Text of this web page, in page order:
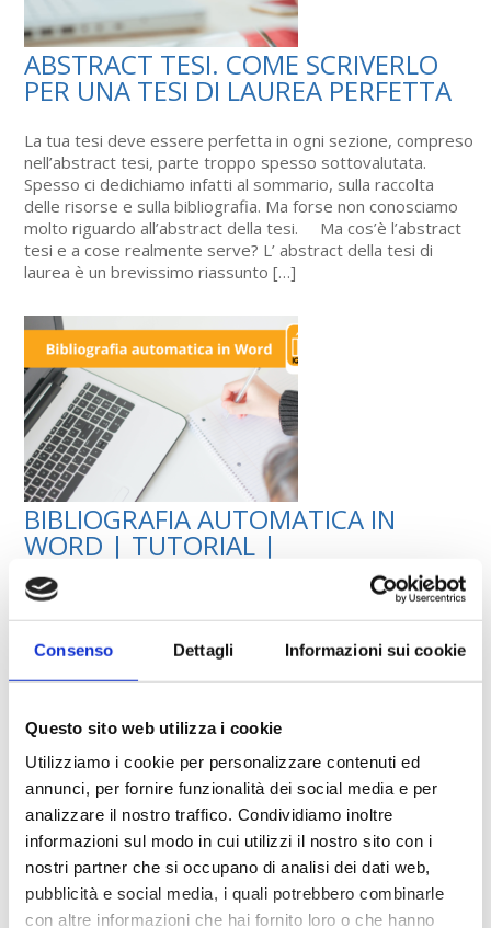
Consenso Dettagli Informazioni sui cookie
Questo sito web utilizza i cookie
Utilizziamo i cookie per personalizzare contenuti ed
annunci, per fornire funzionalità dei social media e per
analizzare il nostro traffico. Condividiamo inoltre
informazioni sul modo in cui utilizzi il nostro sito con i
nostri partner che si occupano di analisi dei dati web,
pubblicità e social media, i quali potrebbero combinarle
con altre informazioni che hai fornito loro o che hanno
ABSTRACT TESI. COME SCRIVERLO
PER UNA TESI DI LAUREA PERFETTA
La tua tesi deve essere perfetta in ogni sezione, compreso
nell’abstract tesi, parte troppo spesso sottovalutata.
Spesso ci dedichiamo infatti al sommario, sulla raccolta
delle risorse e sulla bibliografia. Ma forse non conosciamo
molto riguardo all’abstract della tesi. Ma cos’è l’abstract
tesi e a cose realmente serve? L’ abstract della tesi di
laurea è un brevissimo riassunto […]
BIBLIOGRAFIA AUTOMATICA IN
WORD | TUTORIAL |
Ci sono molti modi per realizzare la bibliografia per la tua
tesi di laurea. Uno dei più facili ed utilizzati è affidarsi alla
garanzia di Word. Come si fa a creare una bibliografia
automatica con Word? Niente di impossibile, segui il nostro
tutorial e non avrai problemi a farla. Prima di tutto però è